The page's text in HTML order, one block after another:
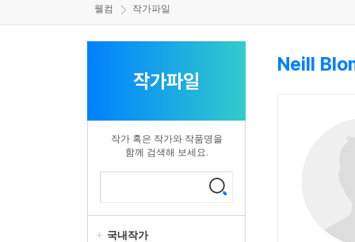
웰컴 작가파일
작가파일
작가 혹은 작가와 작품명을
함께 검색해 보세요.
국내작가
Neill